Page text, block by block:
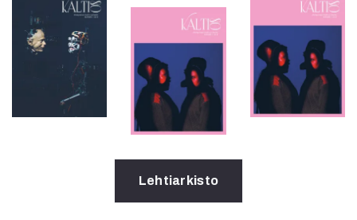
Lehtiarkisto